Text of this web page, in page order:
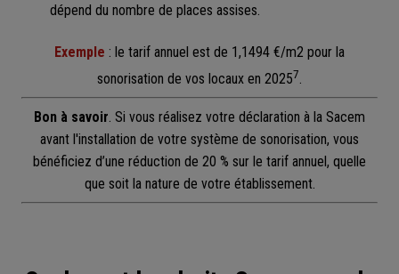
dépend du nombre de places assises.
Exemple : le tarif annuel est de 1,1494 €/m2 pour la
sonorisation de vos locaux en 20257.
Bon à savoir. Si vous réalisez votre déclaration à la Sacem
avant l'installation de votre système de sonorisation, vous
bénéficiez d’une réduction de 20 % sur le tarif annuel, quelle
que soit la nature de votre établissement.